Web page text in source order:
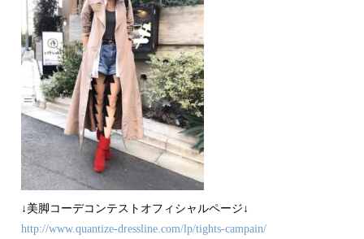
↓美脚コーデコンテストオフィシャルページ↓
http://www.quantize-dressline.com/lp/tights-campain/